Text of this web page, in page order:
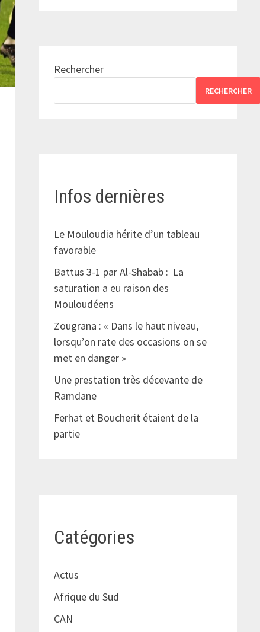
Rechercher
RECHERCHER
Infos dernières
Le Mouloudia hérite d’un tableau
favorable
Battus 3-1 par Al-Shabab : La
saturation a eu raison des
Mouloudéens
Zougrana : « Dans le haut niveau,
lorsqu’on rate des occasions on se
met en danger »
Une prestation très décevante de
Ramdane
Ferhat et Boucherit étaient de la
partie
Catégories
Actus
Afrique du Sud
CAN